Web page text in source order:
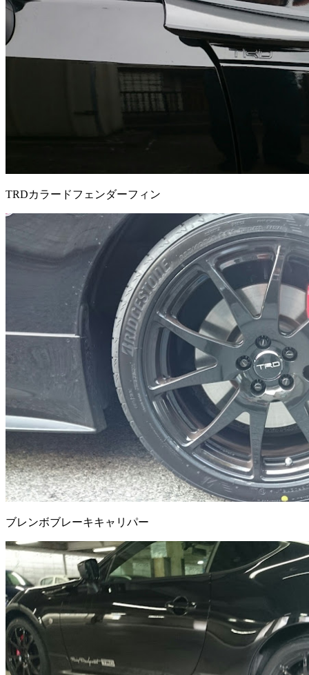
TRDカラードフェンダーフィン
ブレンボブレーキキャリパー